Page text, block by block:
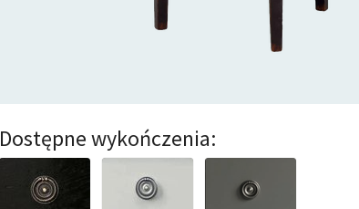
Dostępne wykończenia: